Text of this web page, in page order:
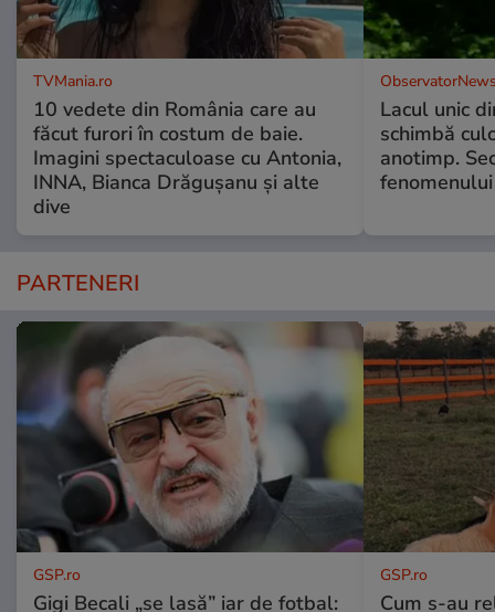
TVMania.ro
10 vedete din România care au
făcut furori în costum de baie.
Imagini spectaculoase cu Antonia,
INNA, Bianca Drăgușanu și alte
dive
Lacul unic
schimbă
anotimp.
fenomenului
PARTENERI
GSP.ro
Gigi Becali „se lasă” iar de fotbal:
GSP.ro
Cum s-au